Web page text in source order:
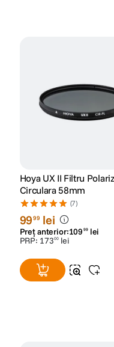
Hoya UX II Filtru
Circulara 58mm
(7)
9999 lei
Preț anterior:109 99 lei
PRP: 17300 lei